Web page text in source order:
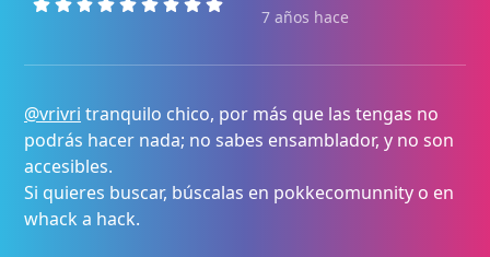
7 años hace
@vrivri tranquilo chico, por más que las tengas no
podrás hacer nada; no sabes ensamblador, y no son
accesibles.
Si quieres buscar, búscalas en pokkecomunnity o en
whack a hack.